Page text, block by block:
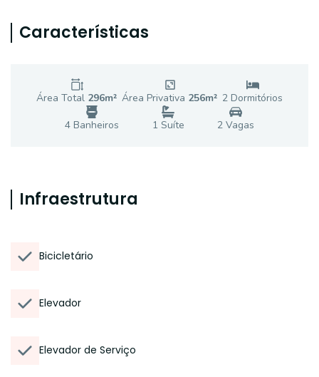
Características
Área Total 296m² Área Privativa 256m² 2 Dormitórios
4 Banheiros 1 Suíte 2Vagas
Infraestrutura
Bicicletário
Elevador
Elevador de Serviço